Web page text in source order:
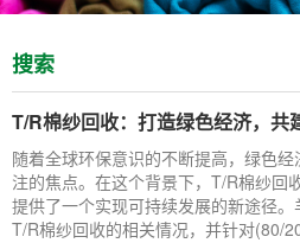
搜索
T/R棉纱回收：打造绿色经济，共建美好未来-羊绒纱
随着全球环保意识的不断提高，绿色
注的焦点。在这个背景下，T/R棉纱回
提供了一个实现可持续发展的新途径
T/R棉纱回收的相关情况，并针对(80/